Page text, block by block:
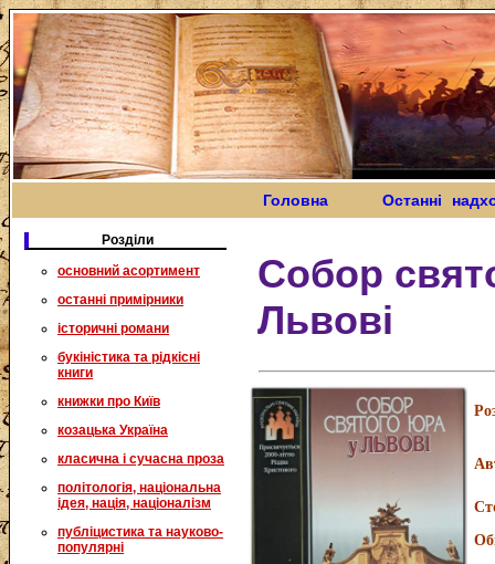
Головна Останні
Розділи
основний асортимент
останні примірники
історичні романи
букіністика та рідкісні
книги
книжки про Київ
козацька Україна
класична і сучасна проза
політологія, національна
ідея, нація, націоналізм
публіцистика та науково-
популярні
Собор
Львові